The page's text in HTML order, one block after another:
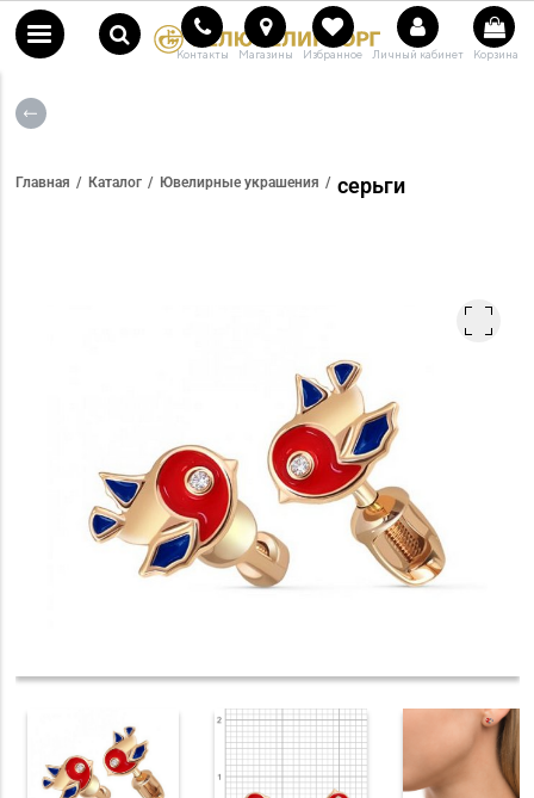
Контакты Магазины Избранное Личный кабинет Корзина
Главная Каталог Ювелирные украшения серьги